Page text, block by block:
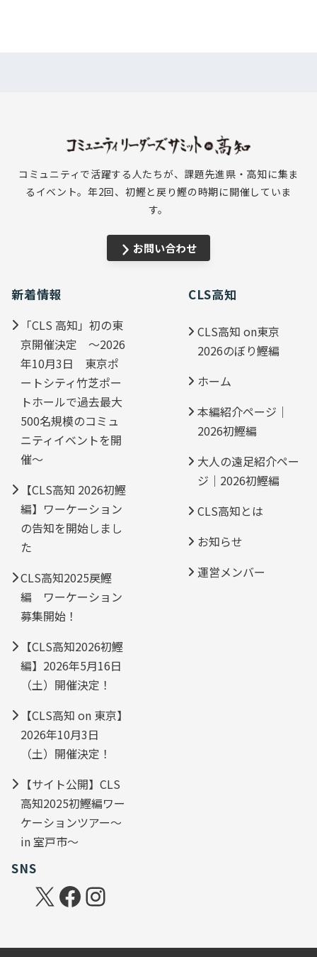
コミュニティで活躍する人たちが、課題先進県・高知に集ま
るイベント。年2回、初鰹と戻り鰹の時期に開催していま
す。
お問い合わせ
新着情報
「CLS 高知」初の東
京開催決定 ～2026
年10月3日 東京ポ
ートシティ竹芝ポー
トホールで過去最大
500名規模のコミュ
ニティイベントを開
催～
【CLS高知 2026初鰹
編】ワーケーション
の告知を開始しまし
た
CLS高知2025戻鰹
編 ワーケーション
募集開始！
【CLS高知2026初鰹
編】2026年5月16日
（土）開催決定！
【CLS高知 on 東京】
2026年10月3日
（土）開催決定！
【サイト公開】CLS
高知2025初鰹編ワー
ケーションツアー～
in 室戸市～
CLS高知
CLS高知 on東京
2026のぼり鰹編
ホーム
本編紹介ページ｜
2026初鰹編
大人の遠足紹介ペー
ジ｜2026初鰹編
CLS高知とは
お知らせ
運営メンバー
SNS